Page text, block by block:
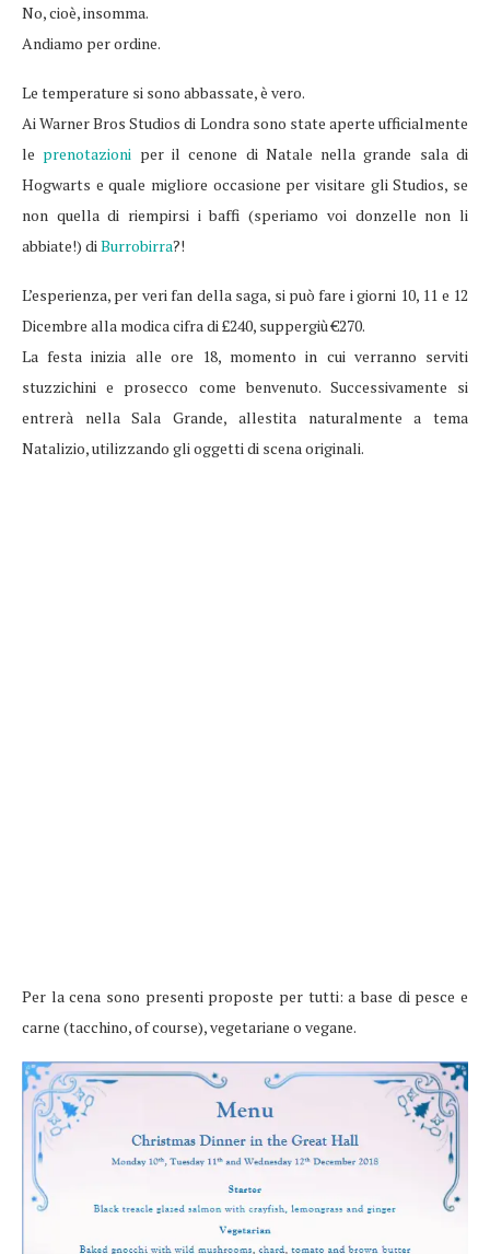
No, cioè, insomma.
Andiamo per ordine.
Le temperature si sono abbassate, è vero.
Ai Warner Bros Studios di Londra sono state aperte ufficialmente
le prenotazioni per il cenone di Natale nella grande sala di
Hogwarts e quale migliore occasione per visitare gli Studios, se
non quella di riempirsi i baffi (speriamo voi donzelle non li
abbiate!) di Burrobirra?!
L’esperienza, per veri fan della saga, si può fare i giorni 10, 11 e 12
Dicembre alla modica cifra di £240, suppergiù €270.
La festa inizia alle ore 18, momento in cui verranno serviti
stuzzichini e prosecco come benvenuto. Successivamente si
entrerà nella Sala Grande, allestita naturalmente a tema
Natalizio, utilizzando gli oggetti di scena originali.
Per la cena sono presenti proposte per tutti: a base di pesce e
carne (tacchino, of course), vegetariane o vegane.